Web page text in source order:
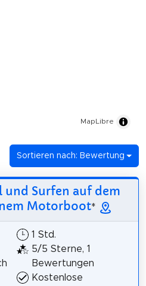
MapLibre
Sortieren nach: Bewertung
Surfen auf dem
Motorboot*
1 Std.
5/5 Sterne, 1
Bewertungen
Kostenlose